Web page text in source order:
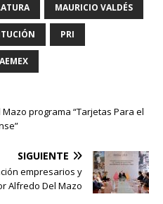
MAURICIO VALDÉS
PRI
programa “Tarjetas Para el
SIGUIENTE
empresarios y
Alfredo Del Mazo